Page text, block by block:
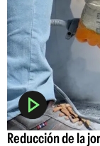
Reducción de la